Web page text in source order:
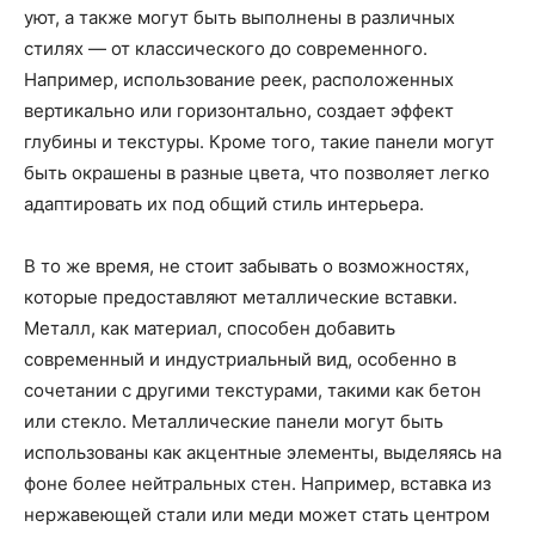
уют, а также могут быть выполнены в различных
стилях — от классического до современного.
Например, использование реек, расположенных
вертикально или горизонтально, создает эффект
глубины и текстуры. Кроме того, такие панели могут
быть окрашены в разные цвета, что позволяет легко
адаптировать их под общий стиль интерьера.
В то же время, не стоит забывать о возможностях,
которые предоставляют металлические вставки.
Металл, как материал, способен добавить
современный и индустриальный вид, особенно в
сочетании с другими текстурами, такими как бетон
или стекло. Металлические панели могут быть
использованы как акцентные элементы, выделяясь на
фоне более нейтральных стен. Например, вставка из
нержавеющей стали или меди может стать центром